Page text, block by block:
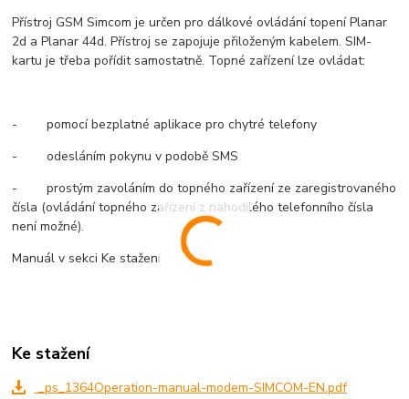
Přístroj GSM Simcom je určen pro dálkové ovládání topení Planar
2d a Planar 44d. Přístroj se zapojuje přiloženým kabelem. SIM-
kartu je třeba pořídit samostatně. Topné zařízení lze ovládat:
- pomocí bezplatné aplikace pro chytré telefony
- odesláním pokynu v podobě SMS
- prostým zavoláním do topného zařízení ze zaregistrovaného
čísla (ovládání topného zařízení z nahodilého telefonního čísla
není možné).
Manuál v sekci Ke stažení
Ke stažení
_ps_1364Operation-manual-modem-SIMCOM-EN.pdf